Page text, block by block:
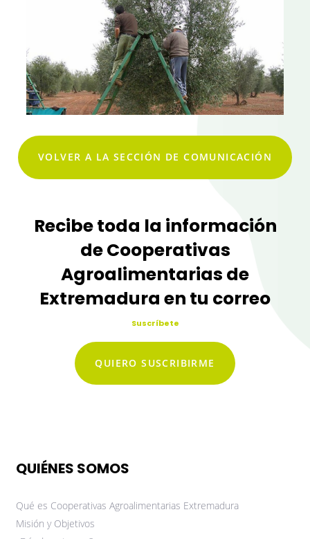
VOLVER A LA SECCIÓN DE COMUNICACIÓN
Recibe toda la información
de Cooperativas
Agroalimentarias de
Extremadura en tu correo
Suscríbete
QUIERO SUSCRIBIRME
QUIÉNES SOMOS
Qué es Cooperativas Agroalimentarias Extremadura
Misión y Objetivos